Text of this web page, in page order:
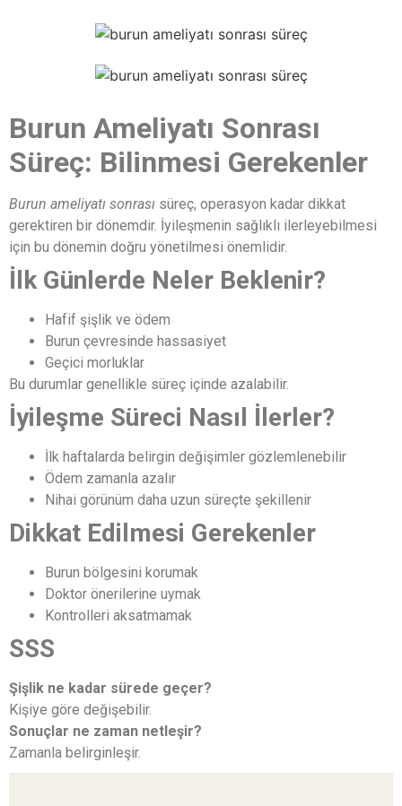
Burun Ameliyatı Sonrası
Süreç: Bilinmesi Gerekenler
Burun ameliyatı sonrası süreç, operasyon kadar dikkat
gerektiren bir dönemdir. İyileşmenin sağlıklı ilerleyebilmesi
için bu dönemin doğru yönetilmesi önemlidir.
İlk Günlerde Neler Beklenir?
Hafif şişlik ve ödem
Burun çevresinde hassasiyet
Geçici morluklar
Bu durumlar genellikle süreç içinde azalabilir.
İyileşme Süreci Nasıl İlerler?
İlk haftalarda belirgin değişimler gözlemlenebilir
Ödem zamanla azalır
Nihai görünüm daha uzun süreçte şekillenir
Dikkat Edilmesi Gerekenler
Burun bölgesini korumak
Doktor önerilerine uymak
Kontrolleri aksatmamak
SSS
Şişlik ne kadar sürede geçer?
Kişiye göre değişebilir.
Sonuçlar ne zaman netleşir?
Zamanla belirginleşir.